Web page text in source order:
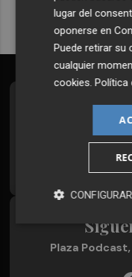
Todos los días
Plaza
lugar del
oponerse en
Puede retirar su
cualquier
cookies.Política
CONFIGURAR